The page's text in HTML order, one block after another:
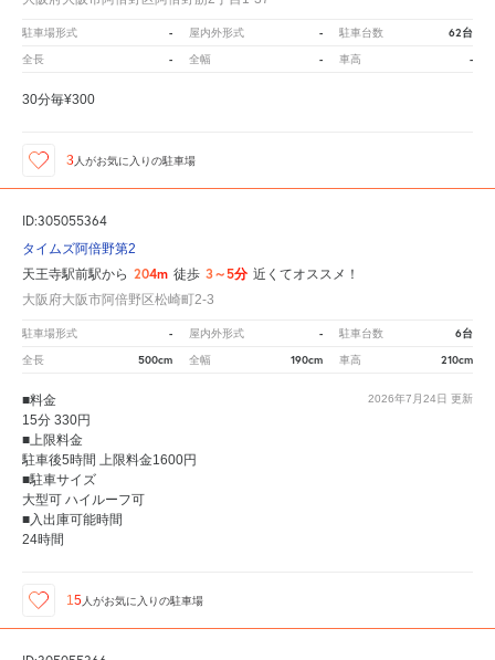
駐車場形式 - 屋内外形式 - 駐車台数 62台
全長 - 全幅 - 車高 -
30分毎¥300
3 人がお気に入りの駐車場
ID:305055364
タイムズ阿倍野第2
天王寺駅前駅から 204m 徒歩 3～5分 近くてオススメ！
大阪府大阪市阿倍野区松崎町2-3
駐車場形式 - 屋内外形式 - 駐車台数 6台
全長 500cm 全幅 190cm 車高 210cm
2026年7月24日 更新
■料金
15分 330円
■上限料金
駐車後5時間 上限料金1600円
■駐車サイズ
大型可 ハイルーフ可
■入出庫可能時間
24時間
15 人がお気に入りの駐車場